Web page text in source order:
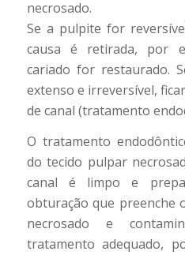
necrosado.
Se a pulpite for
causa é retirada, por
cariado for restaurado.
extenso e irreversível,
de canal (tratamento
O tratamento
do tecido pulpar
canal é limpo e
obturação que preenche
necrosado e
tratamento adequado,